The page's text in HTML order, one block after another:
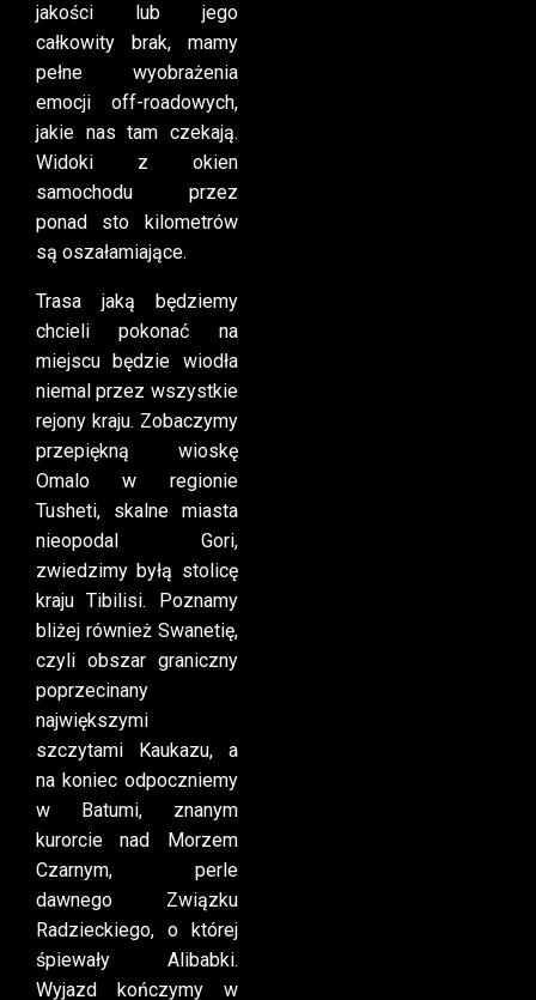
jakości lub jego
całkowity brak, mamy
pełne wyobrażenia
emocji off-roadowych,
jakie nas tam czekają.
Widoki z okien
samochodu przez
ponad sto kilometrów
są oszałamiające.
Trasa jaką będziemy
chcieli pokonać na
miejscu będzie wiodła
niemal przez wszystkie
rejony kraju. Zobaczymy
przepiękną wioskę
Omalo w regionie
Tusheti, skalne miasta
nieopodal Gori,
zwiedzimy byłą stolicę
kraju Tibilisi. Poznamy
bliżej również Swanetię,
czyli obszar graniczny
poprzecinany
największymi
szczytami Kaukazu, a
na koniec odpoczniemy
w Batumi, znanym
kurorcie nad Morzem
Czarnym, perle
dawnego Związku
Radzieckiego, o której
śpiewały Alibabki.
Wyjazd kończymy w